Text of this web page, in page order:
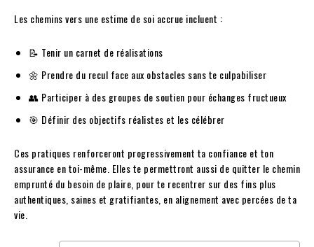
Les chemins vers une estime de soi accrue incluent :
📝 Tenir un carnet de réalisations
🌼 Prendre du recul face aux obstacles sans te culpabiliser
👥 Participer à des groupes de soutien pour échanges fructueux
🎯 Définir des objectifs réalistes et les célébrer
Ces pratiques renforceront progressivement ta confiance et ton
assurance en toi-même. Elles te permettront aussi de quitter le chemin
emprunté du besoin de plaire, pour te recentrer sur des fins plus
authentiques, saines et gratifiantes, en alignement avec percées de ta
vie.